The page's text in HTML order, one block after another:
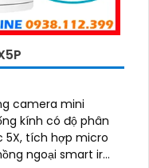
camera mini
kính có độ phân
5X, tích hợp micro
ngoại smart ir